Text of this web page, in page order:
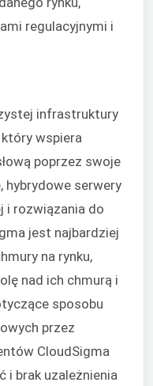
regulacyjnymi i
infrastruktury
który wspiera
poprzez swoje
hybrydowe serwery
i rozwiązania do
jest najbardziej
na rynku,
nad ich chmurą i
sposobu
przez
CloudSigma
i brak uzależnienia